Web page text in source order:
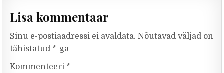
Lisa kommentaar
Sinu e-postiaadressi ei avaldata. Nõutavad väljad on
tähistatud *-ga
Kommenteeri *